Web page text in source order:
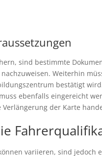
sind bestimmte
Weiterhin
bestätigt
ebenfalls eingereicht
der Karte
variieren, sind